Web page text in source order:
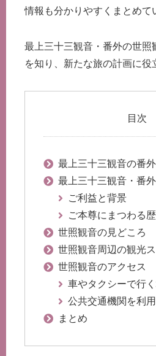
情報も分かりやすくまとめて
最上三十三観音・番外の世照
を知り、新たな旅の計画に役
目次
最上三十三観音の番
最上三十三観音・番
ご利益と背景
ご本尊にまつわる
世照観音の見どころ
世照観音周辺の観光
世照観音のアクセス
車やタクシーで行
公共交通機関を利
まとめ